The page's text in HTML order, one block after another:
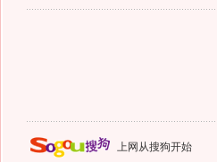
上网从搜狗开始